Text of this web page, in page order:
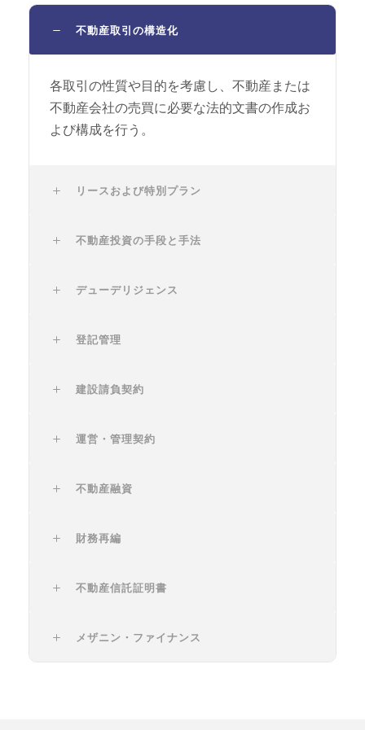
不動産取引の構造化
各取引の性質や目的を考慮し、不動産または
不動産会社の売買に必要な法的文書の作成お
よび構成を行う。
リースおよび特別プラン
不動産投資の手段と手法
デューデリジェンス
登記管理
建設請負契約
運営・管理契約
不動産融資
財務再編
不動産信託証明書
メザニン・ファイナンス